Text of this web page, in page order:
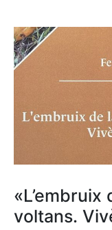
voltans.